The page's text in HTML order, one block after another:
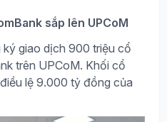
sắp lên UPCoM
giao dịch 900 triệu cổ
trên UPCoM. Khối cổ
lệ 9.000 tỷ đồng của